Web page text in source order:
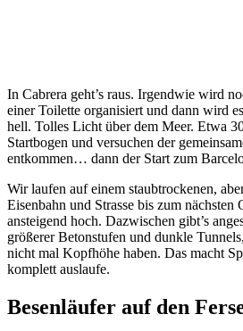
In Cabrera geht’s raus. Irgendwie wird
einer Toilette organisiert und dann wird
hell. Tolles Licht über dem Meer. Etwa
Startbogen und versuchen der
entkommen… dann der Start zum
Wir laufen auf einem staubtrockenen,
Eisenbahn und Strasse bis zum
ansteigend hoch. Dazwischen gibt’s
größerer Betonstufen und dunkle
nicht mal Kopfhöhe haben. Das macht
komplett auslaufe.
Besenläufer auf den